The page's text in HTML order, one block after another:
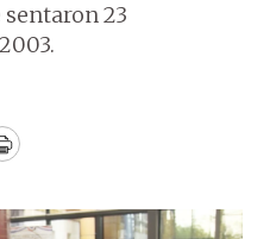
23
Print